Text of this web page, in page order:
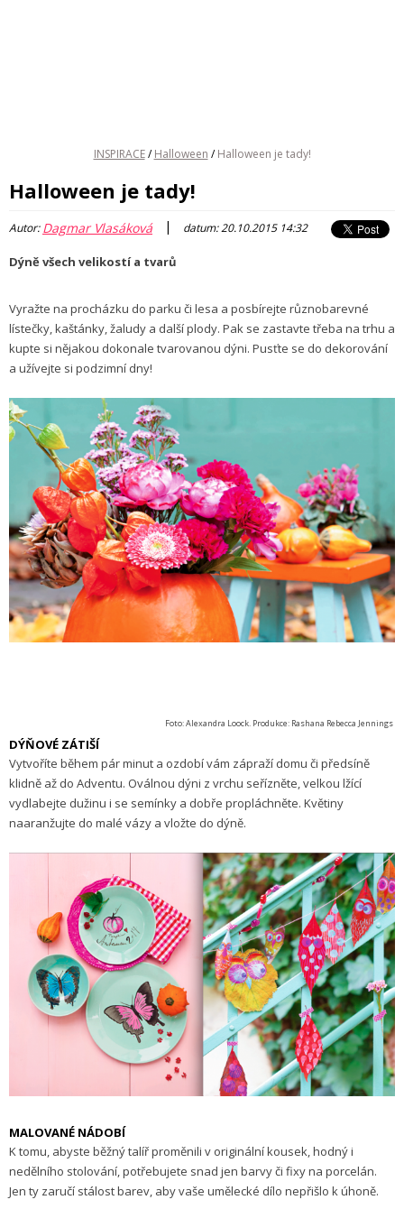
INSPIRACE / Halloween / Halloween je tady!
Halloween je tady!
Autor:Dagmar Vlasáková | datum: 20.10.2015 14:32
Dýně všech velikostí a tvarů
Vyražte na procházku do parku či lesa a posbírejte různobarevné
lístečky, kaštánky, žaludy a další plody. Pak se zastavte třeba na trhu a
kupte si nějakou dokonale tvarovanou dýni. Pusťte se do dekorování
a užívejte si podzimní dny!
Foto: Alexandra Loock. Produkce: Rashana Rebecca Jennings
DÝŇOVÉ ZÁTIŠÍ
Vytvoříte během pár minut a ozdobí vám zápraží domu či předsíně
klidně až do Adventu. Oválnou dýni z vrchu seřízněte, velkou lžící
vydlabejte dužinu i se semínky a dobře propláchněte. Květiny
naaranžujte do malé vázy a vložte do dýně.
MALOVANÉ NÁDOBÍ
K tomu, abyste běžný talíř proměnili v originální kousek, hodný i
nedělního stolování, potřebujete snad jen barvy či fixy na porcelán.
Jen ty zaručí stálost barev, aby vaše umělecké dílo nepřišlo k úhoně.